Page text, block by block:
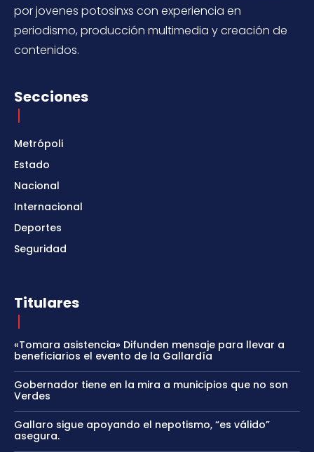
por jovenes potosinxs con experiencia en
periodismo, producción multimedia y creación de
contenidos.
Secciones
Metrópoli
Estado
Nacional
Internacional
Deportes
Seguridad
Titulares
«Tomara asistencia» Difunden mensaje para llevar a
beneficiarios el evento de la Gallardía
Gobernador tiene en la mira a municipios que no son
Verdes
Gallaro sigue apoyando el nepotismo, “es válido”
asegura.